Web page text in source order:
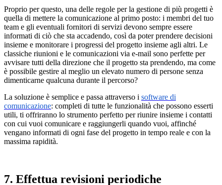
Proprio per questo, una delle regole per la gestione di più progetti è
quella di mettere la comunicazione al primo posto: i membri del tuo
team e gli eventuali fornitori di servizi devono sempre essere
informati di ciò che sta accadendo, così da poter prendere decisioni
insieme e monitorare i progressi del progetto insieme agli altri. Le
classiche riunioni e le comunicazioni via e-mail sono perfette per
avvisare tutti della direzione che il progetto sta prendendo, ma come
è possibile gestire al meglio un elevato numero di persone senza
dimenticarne qualcuna durante il percorso?
La soluzione è semplice e passa attraverso i software di
comunicazione: completi di tutte le funzionalità che possono esserti
utili, ti offriranno lo strumento perfetto per riunire insieme i contatti
con cui vuoi comunicare e raggiungerli quando vuoi, affinché
vengano informati di ogni fase del progetto in tempo reale e con la
massima rapidità.
7. Effettua revisioni periodiche